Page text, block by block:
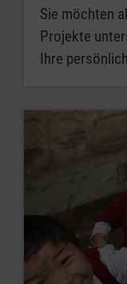
Sie möchten
Projekte
Ihre